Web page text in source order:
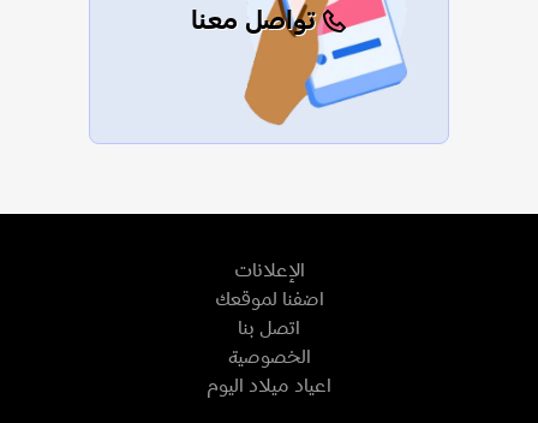
تواصل معنا
الإعلانات
اضفنا لموقعك
اتصل بنا
الخصوصية
اعياد ميلاد اليوم